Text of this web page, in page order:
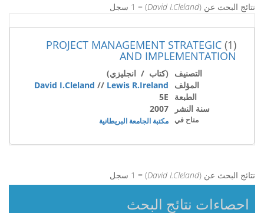
نتائج البحث عن (David I.Cleland) = 1 سجل
(1)
PROJECT MANAGEMENT STRATEGIC
AND IMPLEMENTATION
التصنيف
(كتاب / انجليزي)
المؤلف
David I.Cleland // Lewis R.Ireland
الطبعة
5E
سنة النشر
2007
متاح في مكتبة الجامعة البريطانية
نتائج البحث عن (David I.Cleland) = 1 سجل
احصاءات نتائج البحث